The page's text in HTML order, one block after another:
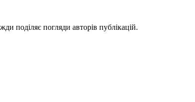
поділяє погляди авторів публікацій.